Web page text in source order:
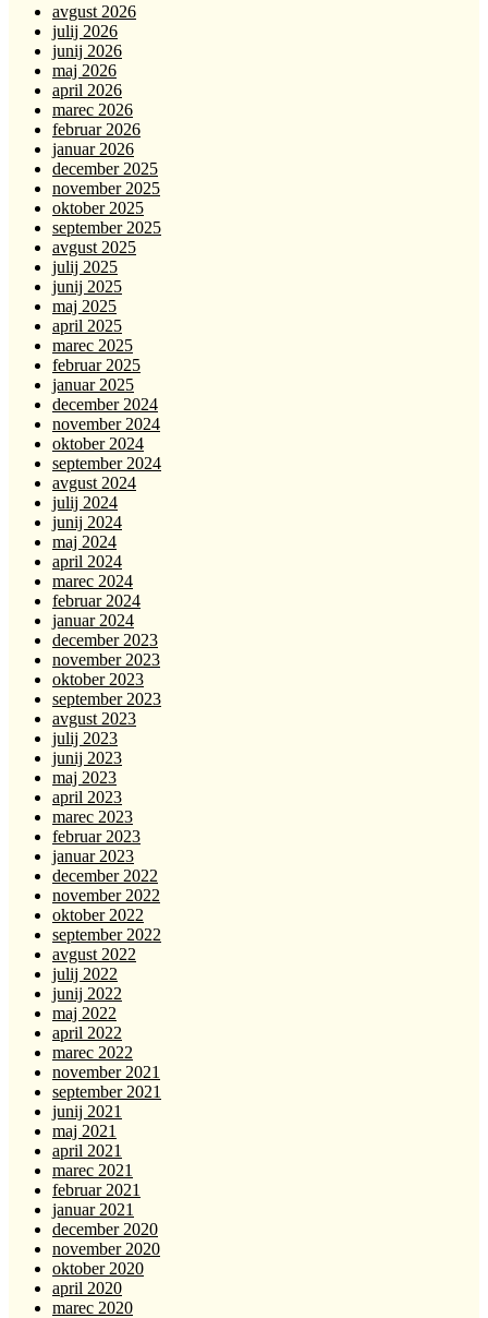
avgust 2026
julij 2026
junij 2026
maj 2026
april 2026
marec 2026
februar 2026
januar 2026
december 2025
november 2025
oktober 2025
september 2025
avgust 2025
julij 2025
junij 2025
maj 2025
april 2025
marec 2025
februar 2025
januar 2025
december 2024
november 2024
oktober 2024
september 2024
avgust 2024
julij 2024
junij 2024
maj 2024
april 2024
marec 2024
februar 2024
januar 2024
december 2023
november 2023
oktober 2023
september 2023
avgust 2023
julij 2023
junij 2023
maj 2023
april 2023
marec 2023
februar 2023
januar 2023
december 2022
november 2022
oktober 2022
september 2022
avgust 2022
julij 2022
junij 2022
maj 2022
april 2022
marec 2022
november 2021
september 2021
junij 2021
maj 2021
april 2021
marec 2021
februar 2021
januar 2021
december 2020
november 2020
oktober 2020
april 2020
marec 2020